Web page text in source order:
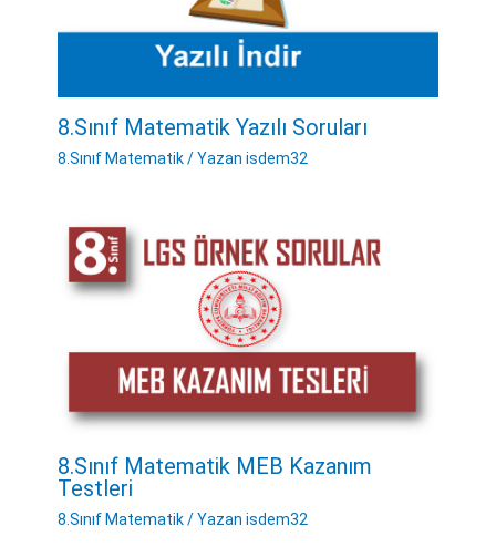
8.Sınıf Matematik Yazılı Soruları
8.Sınıf Matematik/ Yazan isdem32
8.Sınıf Matematik MEB Kazanım
Testleri
8.Sınıf Matematik/ Yazan isdem32